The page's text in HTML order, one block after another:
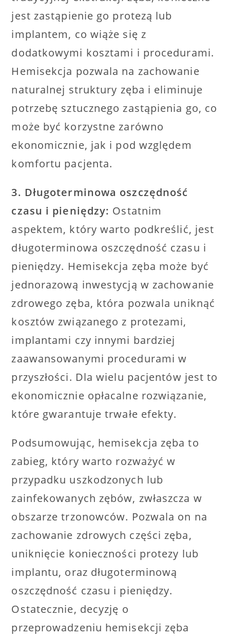
jest zastąpienie go protezą lub
implantem, co wiąże się z
dodatkowymi kosztami i procedurami.
Hemisekcja pozwala na zachowanie
naturalnej struktury zęba i eliminuje
potrzebę sztucznego zastąpienia go, co
może być korzystne zarówno
ekonomicznie, jak i pod względem
komfortu pacjenta.
3. Długoterminowa oszczędność
czasu i pieniędzy: Ostatnim
aspektem, który warto podkreślić, jest
długoterminowa oszczędność czasu i
pieniędzy. Hemisekcja zęba może być
jednorazową inwestycją w zachowanie
zdrowego zęba, która pozwala uniknąć
kosztów związanego z protezami,
implantami czy innymi bardziej
zaawansowanymi procedurami w
przyszłości. Dla wielu pacjentów jest to
ekonomicznie opłacalne rozwiązanie,
które gwarantuje trwałe efekty.
Podsumowując, hemisekcja zęba to
zabieg, który warto rozważyć w
przypadku uszkodzonych lub
zainfekowanych zębów, zwłaszcza w
obszarze trzonowców. Pozwala on na
zachowanie zdrowych części zęba,
uniknięcie konieczności protezy lub
implantu, oraz długoterminową
oszczędność czasu i pieniędzy.
Ostatecznie, decyzję o
przeprowadzeniu hemisekcji zęba